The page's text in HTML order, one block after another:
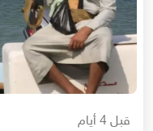
قبل 4 أيام